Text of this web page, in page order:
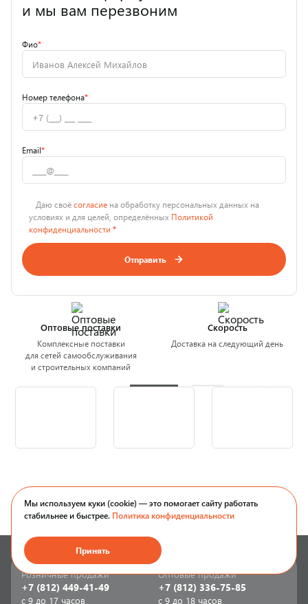
и мы вам перезвоним
Фио*
Номер телефона*
Email*
Даю своёсогласие на обработку персональных данных на
условиях и для целей, определённых Политикой
конфиденциальности *
Отправить
Оптовые поставки
Комплексные поставки
для сетей самообслуживания
и строительных компаний
Скорость
Доставка на следующий день
Мы используем куки (cookie) — это помогает сайту работать
стабильнее и быстрее. Политика конфиденциальности
Принять
Розничные продажи
+7 (812) 449-41-49
с 9 до 17 часов
Оптовые продажи
+7 (812) 336-75-85
с 9 до 18 часов